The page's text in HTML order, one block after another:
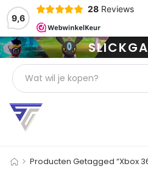
9,6
28 Reviews
> Producten Getagged “Xbox